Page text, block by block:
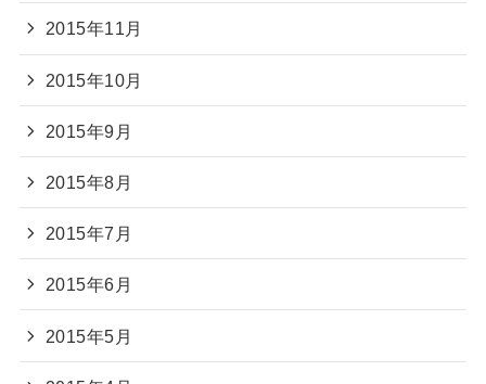
2015年11月
2015年10月
2015年9月
2015年8月
2015年7月
2015年6月
2015年5月